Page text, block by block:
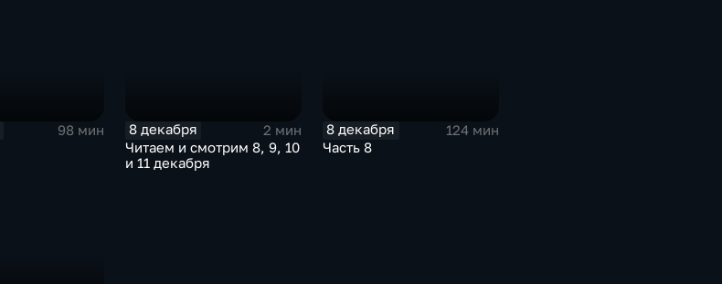
98 мин
8 декабря
2 мин
Читаем и смотрим 8, 9, 10
и 11 декабря
8 декабря
124 мин
Часть 8